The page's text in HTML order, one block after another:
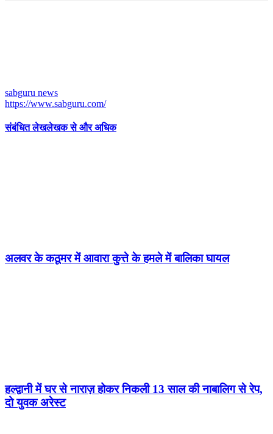
sabguru news
https://www.sabguru.com/
संबंधित लेखलेखक से और अधिक
अलवर के कठूमर में आवारा कुत्ते के हमले में बालिका घायल
हल्द्वानी में घर से नाराज़ होकर निकली 13 साल की नाबालिग से रेप,
दो युवक अरेस्ट